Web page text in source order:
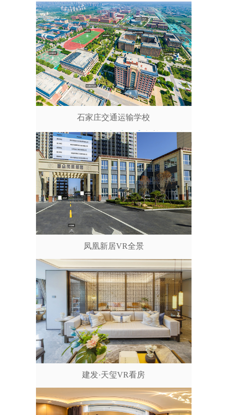
石家庄交通运输学校
凤凰新居VR全景
建发·天玺VR看房